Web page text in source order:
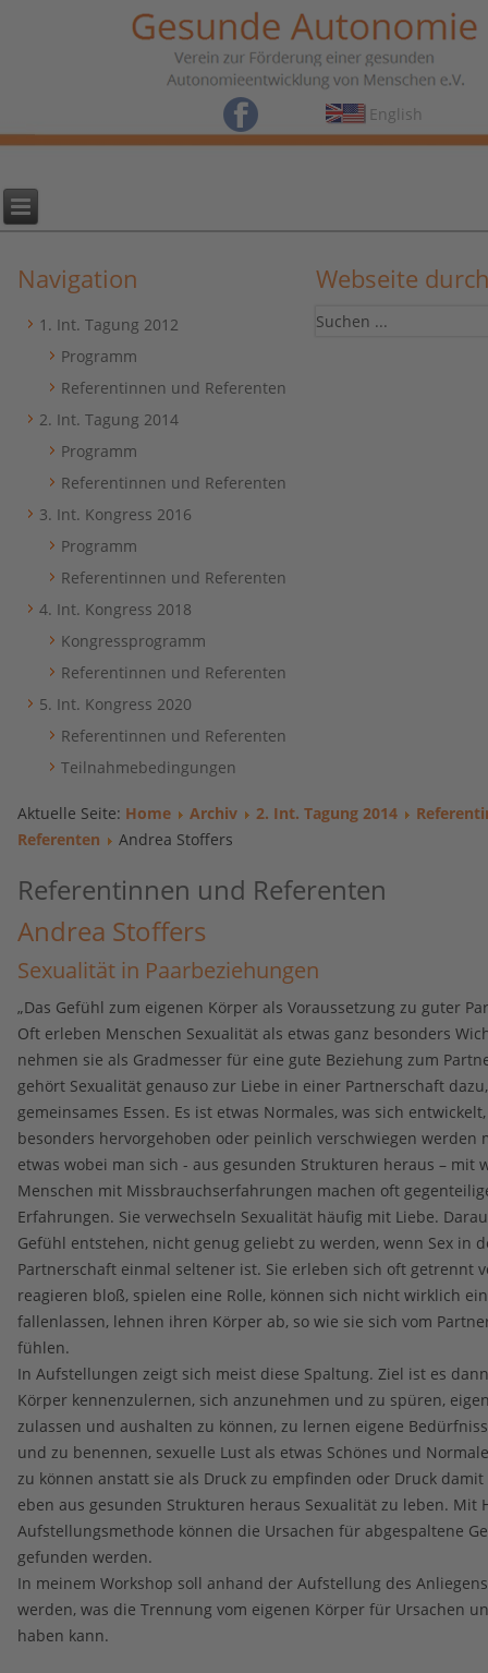
English
Navigation
1. Int. Tagung 2012
Programm
Referentinnen und Referenten
2. Int. Tagung 2014
Programm
Referentinnen und Referenten
3. Int. Kongress 2016
Programm
Referentinnen und Referenten
4. Int. Kongress 2018
Kongressprogramm
Referentinnen und Referenten
5. Int. Kongress 2020
Referentinnen und Referenten
Teilnahmebedingungen
Webseite
Aktuelle Seite: Home Archiv 2. Int. Tagung 2014
Referenten
Andrea Stoffers
Referentinnen und Referenten
Andrea Stoffers
Sexualität in Paarbeziehungen
„Das Gefühl zum eigenen Körper als Voraussetzung zu guter
Oft erleben Menschen Sexualität als etwas ganz besonders
nehmen sie als Gradmesser für eine gute Beziehung zum
gehört Sexualität genauso zur Liebe in einer Partnerschaft
gemeinsames Essen. Es ist etwas Normales, was sich
besonders hervorgehoben oder peinlich verschwiegen werden
etwas wobei man sich - aus gesunden Strukturen heraus – mit
Menschen mit Missbrauchserfahrungen machen oft
Erfahrungen. Sie verwechseln Sexualität häufig mit Liebe.
Gefühl entstehen, nicht genug geliebt zu werden, wenn Sex in
Partnerschaft einmal seltener ist. Sie erleben sich oft getrennt
reagieren bloß, spielen eine Rolle, können sich nicht wirklich
fallenlassen, lehnen ihren Körper ab, so wie sie sich vom
fühlen.
In Aufstellungen zeigt sich meist diese Spaltung. Ziel ist es
Körper kennenzulernen, sich anzunehmen und zu spüren,
zulassen und aushalten zu können, zu lernen eigene
und zu benennen, sexuelle Lust als etwas Schönes und
zu können anstatt sie als Druck zu empfinden oder Druck damit
eben aus gesunden Strukturen heraus Sexualität zu leben. Mit
Aufstellungsmethode können die Ursachen für abgespaltene
gefunden werden.
In meinem Workshop soll anhand der Aufstellung des
werden, was die Trennung vom eigenen Körper für Ursachen
haben kann.